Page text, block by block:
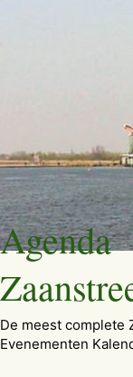
Ga
naar
de
inhoud
Agenda
De meest complete
Evenementen